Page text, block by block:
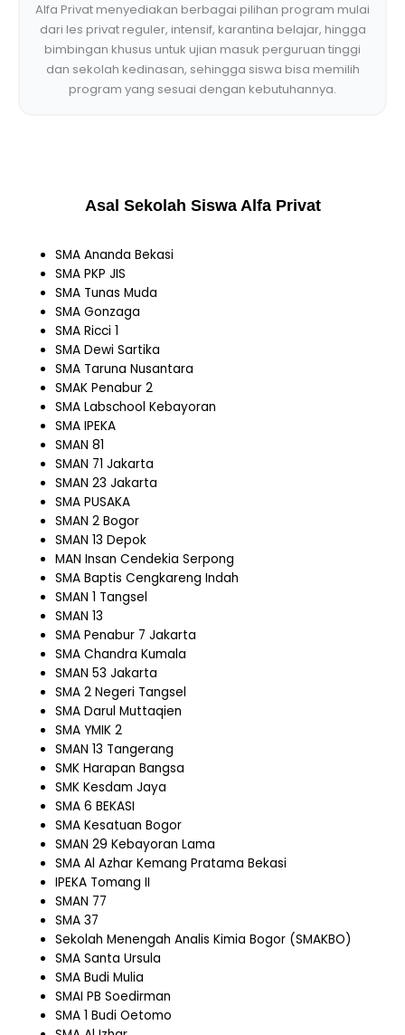
Alfa Privat menyediakan berbagai pilihan program mulai
dari les privat reguler, intensif, karantina belajar, hingga
bimbingan khusus untuk ujian masuk perguruan tinggi
dan sekolah kedinasan, sehingga siswa bisa memilih
program yang sesuai dengan kebutuhannya.
Asal Sekolah Siswa Alfa Privat
SMA Ananda Bekasi
SMA PKP JIS
SMA Tunas Muda
SMA Gonzaga
SMA Ricci 1
SMA Dewi Sartika
SMA Taruna Nusantara
SMAK Penabur 2
SMA Labschool Kebayoran
SMA IPEKA
SMAN 81
SMAN 71 Jakarta
SMAN 23 Jakarta
SMA PUSAKA
SMAN 2 Bogor
SMAN 13 Depok
MAN Insan Cendekia Serpong
SMA Baptis Cengkareng Indah
SMAN 1 Tangsel
SMAN 13
SMA Penabur 7 Jakarta
SMA Chandra Kumala
SMAN 53 Jakarta
SMA 2 Negeri Tangsel
SMA Darul Muttaqien
SMA YMIK 2
SMAN 13 Tangerang
SMK Harapan Bangsa
SMK Kesdam Jaya
SMA 6 BEKASI
SMA Kesatuan Bogor
SMAN 29 Kebayoran Lama
SMA Al Azhar Kemang Pratama Bekasi
IPEKA Tomang II
SMAN 77
SMA 37
Sekolah Menengah Analis Kimia Bogor (SMAKBO)
SMA Santa Ursula
SMA Budi Mulia
SMAI PB Soedirman
SMA 1 Budi Oetomo